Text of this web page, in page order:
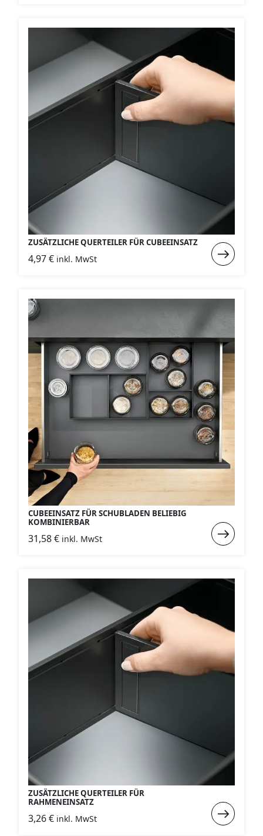
ZUSÄTZLICHE QUERTEILER FÜR CUBEEINSATZ
4,97€ inkl. MwSt
:
CUBEEINSATZ FÜR SCHUBLADEN BELIEBIG
KOMBINIERBAR
31,58€ inkl. MwSt
:
Schubladen
ZUSÄTZLICHE QUERTEILER FÜR
RAHMENEINSATZ
3,26€ inkl. MwSt
: